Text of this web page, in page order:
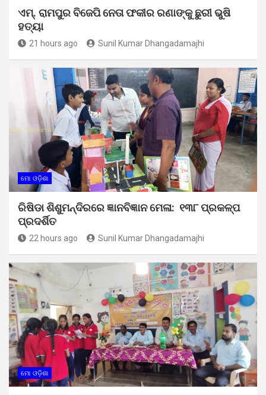
ଏମ୍. ରାମପୁର ବିଜେପି ନେତା ଫକୀର ରଣାଙ୍କୁ ଛୁରୀ ଭୁଷି
ହତ୍ୟା
21 hours ago Sunil Kumar Dhangadamajhi
ମୋ ଓଡ଼ିଶା
ରିଷିଡା ଶିଶୁମନ୍ଦିରରେ ଜ୍ଞାନବିଜ୍ଞାନ ମେଳା: ୧୩୮ ପ୍ରକଳ୍ପ
ପ୍ରଦର୍ଶିତ
22 hours ago Sunil Kumar Dhangadamajhi
ମୋ ଓଡ଼ିଶା